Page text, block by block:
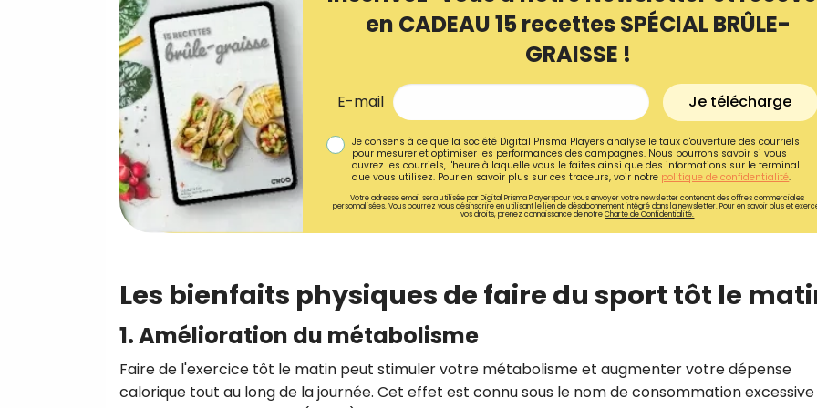
en CADEAU 15 recettes SPÉCIAL BRÛLE-
GRAISSE !
E-mail Je télécharge
Je consens à ce que la société Digital Prisma Players analyse le taux d'ouverture des courriels
pour mesurer et optimiser les performances des campagnes. Nous pourrons savoir si vous
ouvrez les courriels, l'heure à laquelle vous le faites ainsi que des informations sur le terminal
que vous utilisez. Pour en savoir plus sur ces traceurs, voir notre politique de confidentialité.
Votre adresse email sera utilisée par Digital Prisma Playerspour vous envoyer votre newsletter contenant des offres commerciales
personnalisées. Vous pourrez vous désinscrire en utilisant le lien de désabonnement intégré dans la newsletter. Pour en savoir plus et
vos droits, prenez connaissance de notreCharte de Confidentialité.
Les bienfaits physiques de faire du sport tôt le
1. Amélioration du métabolisme
Faire de l'exercice tôt le matin peut stimuler votre métabolisme et augmenter votre dépense
calorique tout au long de la journée. Cet effet est connu sous le nom de consommation excessive
Recevez gratuitement
!
Ainsi que la newsletter